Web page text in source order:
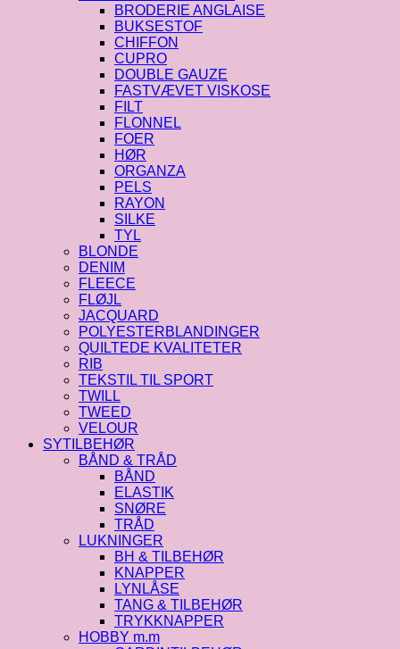
BRODERIE ANGLAISE
BUKSESTOF
CHIFFON
CUPRO
DOUBLE GAUZE
FASTVÆVET VISKOSE
FILT
FLONNEL
FOER
HØR
ORGANZA
PELS
RAYON
SILKE
TYL
BLONDE
DENIM
FLEECE
FLØJL
JACQUARD
POLYESTERBLANDINGER
QUILTEDE KVALITETER
RIB
TEKSTIL TIL SPORT
TWILL
TWEED
VELOUR
SYTILBEHØR
BÅND & TRÅD
BÅND
ELASTIK
SNØRE
TRÅD
LUKNINGER
BH & TILBEHØR
KNAPPER
LYNLÅSE
TANG & TILBEHØR
TRYKKNAPPER
HOBBY m.m